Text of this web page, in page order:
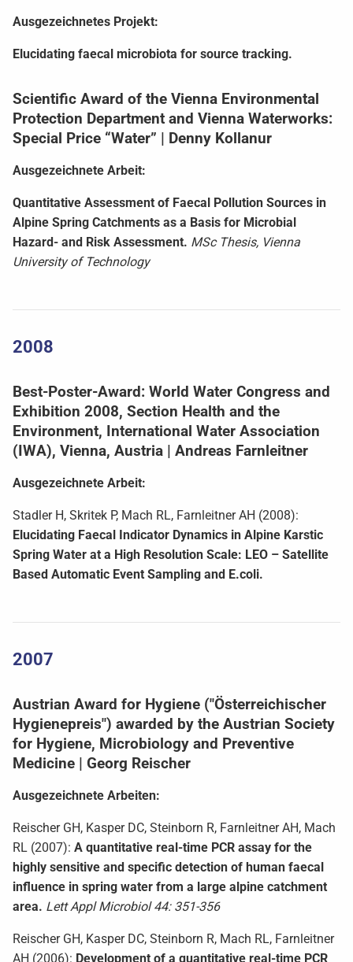
Ausgezeichnetes Projekt:
Elucidating faecal microbiota for source tracking.
Scientific Award of the Vienna Environmental
Protection Department and Vienna Waterworks:
Special Price “Water” | Denny Kollanur
Ausgezeichnete Arbeit:
Quantitative Assessment of Faecal Pollution Sources in
Alpine Spring Catchments as a Basis for Microbial
Hazard- and Risk Assessment. MSc Thesis, Vienna
University of Technology
2008
Best-Poster-Award: World Water Congress and
Exhibition 2008, Section Health and the
Environment, International Water Association
(IWA), Vienna, Austria | Andreas Farnleitner
Ausgezeichnete Arbeit:
Stadler H, Skritek P, Mach RL, Farnleitner AH (2008):
Elucidating Faecal Indicator Dynamics in Alpine Karstic
Spring Water at a High Resolution Scale: LEO – Satellite
Based Automatic Event Sampling and E.coli.
2007
Austrian Award for Hygiene ("Österreichischer
Hygienepreis") awarded by the Austrian Society
for Hygiene, Microbiology and Preventive
Medicine | Georg Reischer
Ausgezeichnete Arbeiten:
Reischer GH, Kasper DC, Steinborn R, Farnleitner AH, Mach
RL (2007): A quantitative real-time PCR assay for the
highly sensitive and specific detection of human faecal
influence in spring water from a large alpine catchment
area. Lett Appl Microbiol 44: 351-356
Reischer GH, Kasper DC, Steinborn R, Mach RL, Farnleitner
AH (2006): Development of a quantitative real-time PCR